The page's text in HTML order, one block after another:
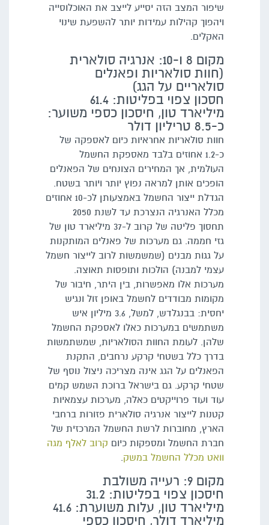
שיפור המצב הזה יסייע לייצב את האוכלוסייה
ויהפוך קהילות עמידות יותר להשפעת שינוי
האקלים.
מקום 8 ו-10: אנרגיה סולארית
(חוות סולאריות ופאנלים
סולאריים על הגג)
חסכון צפוי בפליטות: 61.4
מיליארד טון, חיסכון כספי משוער:
כ-8.5 טריליון דולר
חוות סולאריות אחראיות כיום לאספקה של
כ-1.2 אחוזים בלבד מאספקת החשמל
העולמית, אך המחירים הצונחים של הפאנלים
הופכים אותן למראה נפוץ יותר ויותר בשטח.
הגדלת ייצור החשמל באמצעותן לכ-10 אחוזים
מכלל האנרגיה הנצרכת עד לשנת 2050
תחסוך פליטה של קרוב ל-37 מיליארד טון של
גזי חממה. גם מערכות של פאנלים המותקנות
על גגות מבנים (שמשמשות לרוב לייצור חשמל
עצמי למבנה) הולכות ותופסות תאוצה.
מערכות אלו מאפשרות, בין היתר, חיבור של
מקומות מבודדים לחשמל באופן זול ונגיש
יחסית: בבנגלדש, למשל, 3.6 מיליון איש
משתמשים במערכות כאלו לאספקת החשמל
שלהן. לעומת החוות הסולאריות, שמשתמשות
בדרך כלל בשטחי קרקע נרחבים, התקנת
הפאנלים על הגג אינה מצריכה ניצול נוסף של
שטחי קרקע. גם בישראל ברוכת השמש קמים
עוד ועוד פרוייקטים כאלה, מערכות עצמאיות
קטנות לייצור אנרגיה סולארית פזורות ברחבי
הארץ, מחוברות לרשת החשמל המרכזית של
חברת החשמל ומספקות כיום קרוב לאלף מגה
וואט מכלל החשמל במשק.
מקום 9: רעייה משולבת
חיסכון צפוי בפליטות: 31.2
מיליארד טון, עלות משוערת: 41.6
מיליארד דולר, חיסכון כספי